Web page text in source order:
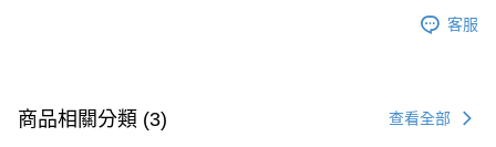
客服
商品相關分類 (3) 查看全部